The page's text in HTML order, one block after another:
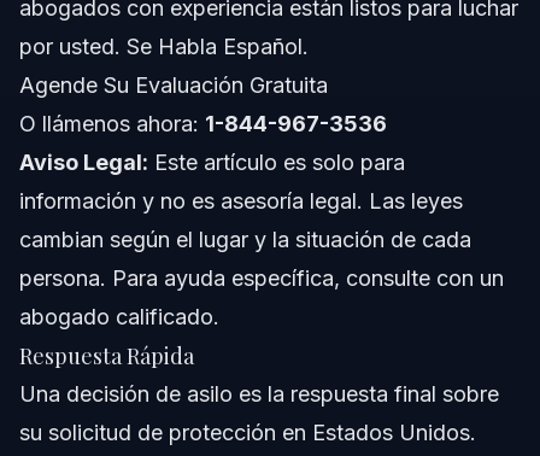
Notas sobre Florida
Cuándo Llamar a un Abogado Ahora
Sobre Vasquez Law Firm
Confianza y Experiencia de Nuestros Abogados
Preguntas Frecuentes
¿Qué significa una decisión de asilo?
después de la entrevista?
abogados con experiencia están listos para luchar
por usted. Se Habla Español.
Agende Su Evaluación Gratuita
O llámenos ahora: 1-844-967-3536
Aviso Legal: Este artículo es solo para
información y no es asesoría legal. Las leyes
cambian según el lugar y la situación de cada
persona. Para ayuda específica, consulte con un
abogado calificado.
Respuesta Rápida
Una decisión de asilo es la respuesta final sobre
su solicitud de protección en Estados Unidos.